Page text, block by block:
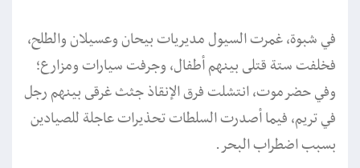
في شبوة، غمرت السيول مديريات بيحان وعسيلان والطلح،
فخلفت ستة قتلى بينهم أطفال، وجرفت سيارات ومزارع؛
وفي حضرموت، انتشلت فرق الإنقاذ جثث غرقى بينهم رجل
في تريم، فيما أصدرت السلطات تحذيرات عاجلة للصيادين
بسبب اضطراب البحر.